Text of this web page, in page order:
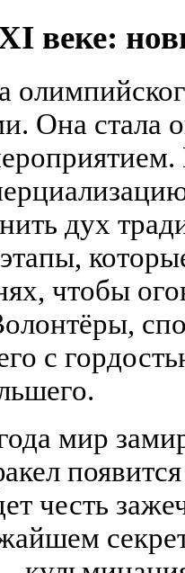
веке:
Она стала
дух
чтобы
с
мир
честь